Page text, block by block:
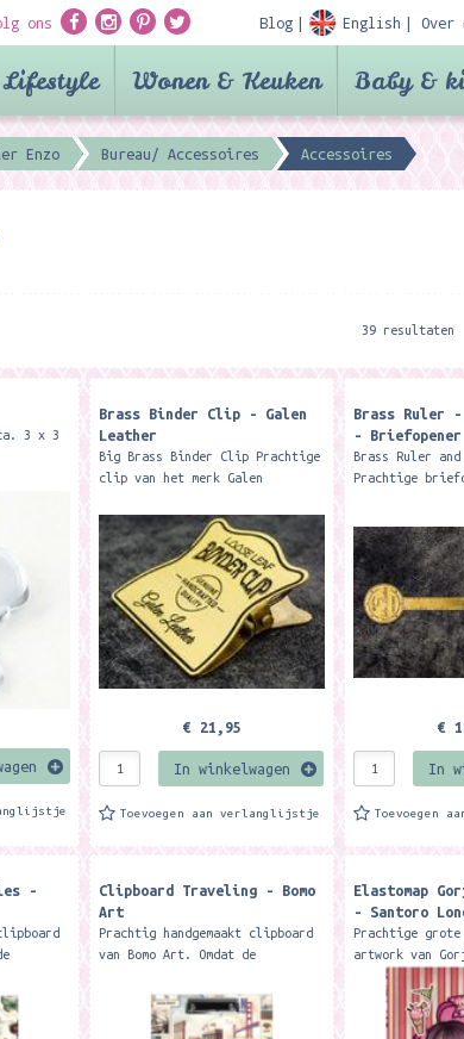
ons Blog English Over
Wonen & Keuken Baby &
Enzo Bureau/ Accessoires Accessoires
39 resultaten
3 x 3
Brass Binder Clip - Galen
Leather
Big Brass Binder Clip Prachtige
clip van het merk Galen
cm. Inspired from a 1920's
advertisement...
€ 21,95
In winkelwagen
Toevoegen aan verlanglijstje
Brass Ruler
- Briefopener
Brass Ruler
Prachtige
of this...
€
In
Toevoegen
-
als
Clipboard Traveling - Bomo
Art
Prachtig handgemaakt clipboard
van Bomo Art. Omdat de
de print iets anders zijn als
die op foto 1. Het formaat van
Elastomap
- Santoro
Prachtige grote
artwork van
Het formaat van
24.8 cm.